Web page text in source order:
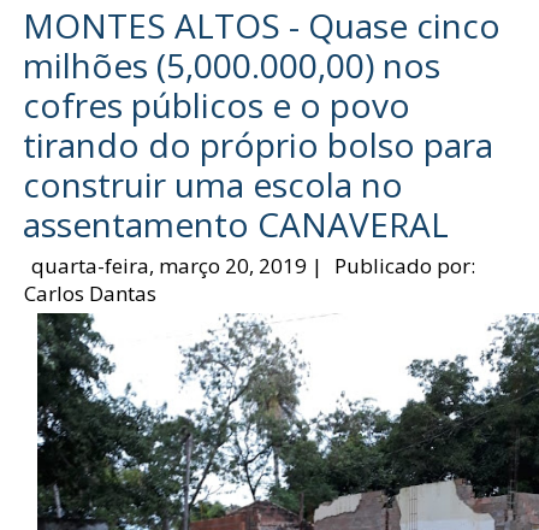
MONTES ALTOS - Quase cinco
milhões (5,000.000,00) nos
cofres públicos e o povo
tirando do próprio bolso para
construir uma escola no
assentamento CANAVERAL
quarta-feira, março 20, 2019 |
Publicado por:
Carlos Dantas